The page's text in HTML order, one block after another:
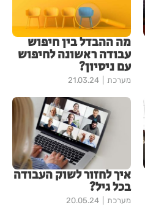
מה ההבדל בין חיפוש
עבודה ראשונה לחיפוש
עם ניסיון?
מערכת 21.03.24
איך לחזור לשוק העבודה
בכל גיל?
מערכת 20.05.24